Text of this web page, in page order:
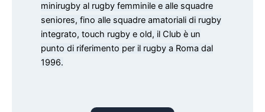
minirugby al rugby femminile e alle squadre
seniores, fino alle squadre amatoriali di rugby
integrato, touch rugby e old, il Club è un
punto di riferimento per il rugby a Roma dal
1996.